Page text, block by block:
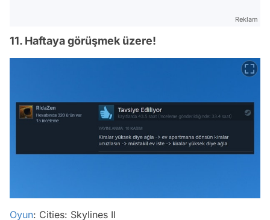
Reklam
11. Haftaya görüşmek üzere!
Oyun: Cities: Skylines II